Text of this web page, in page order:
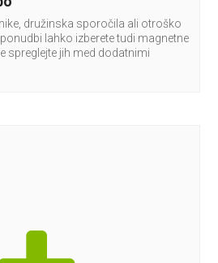
družinska sporočila ali otroško
lahko izberete tudi magnetne
spreglejte jih med dodatnimi